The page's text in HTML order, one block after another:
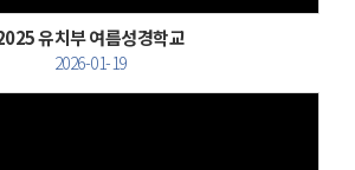
유치부 여름성경학교
2026-01-19